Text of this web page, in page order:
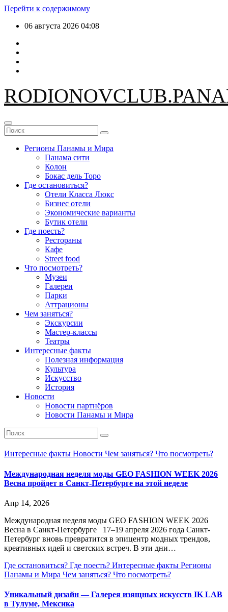
Перейти к содержимому
06 августа 2026 04:08
RODIONOV
Регионы Панамы и Мира
Панама сити
Колон
Бокас дель Торо
Где остановиться?
Отели Класса Люкс
Бизнес отели
Экономические варианты
Бутик отели
Где поесть?
Рестораны
Кафе
Street food
Что посмотреть?
Музеи
Галереи
Парки
Аттрационы
Чем заняться?
Экскурсии
Мастер-классы
Театры
Интересные факты
Полезная информация
Культура
Искусство
История
Новости
Новости партнёров
Новости Панамы и Мира
Интересные факты Новости Чем заняться? Что посмотреть?
Международная неделя моды GEO FASHION WEEK 2026
Весна пройдет в Санкт-Петербурге на этой неделе
Апр 14, 2026
Международная неделя моды GEO FASHION WEEK 2026
Весна в Санкт-Петербурге 17–19 апреля 2026 года Санкт-
Петербург вновь превратится в эпицентр модных трендов,
креативных идей и светских встреч. В эти дни…
Где остановиться? Где поесть? Интересные факты Регионы
Панамы и Мира Чем заняться? Что посмотреть?
Уникальный дизайн — Галерея изящных искусств IK LAB
в Тулуме, Мексика